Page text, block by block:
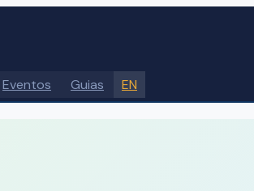
Eventos Guias EN